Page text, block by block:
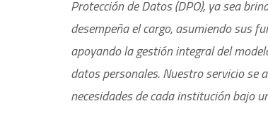
Protección de Datos (DPO), ya sea
desempeña el cargo, asumiendo sus
apoyando la gestión integral del
datos personales. Nuestro servicio se
necesidades de cada institución bajo